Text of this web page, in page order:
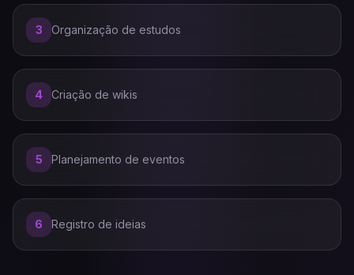
3 Organização de estudos
4 Criação de wikis
5 Planejamento de eventos
6 Registro de ideias